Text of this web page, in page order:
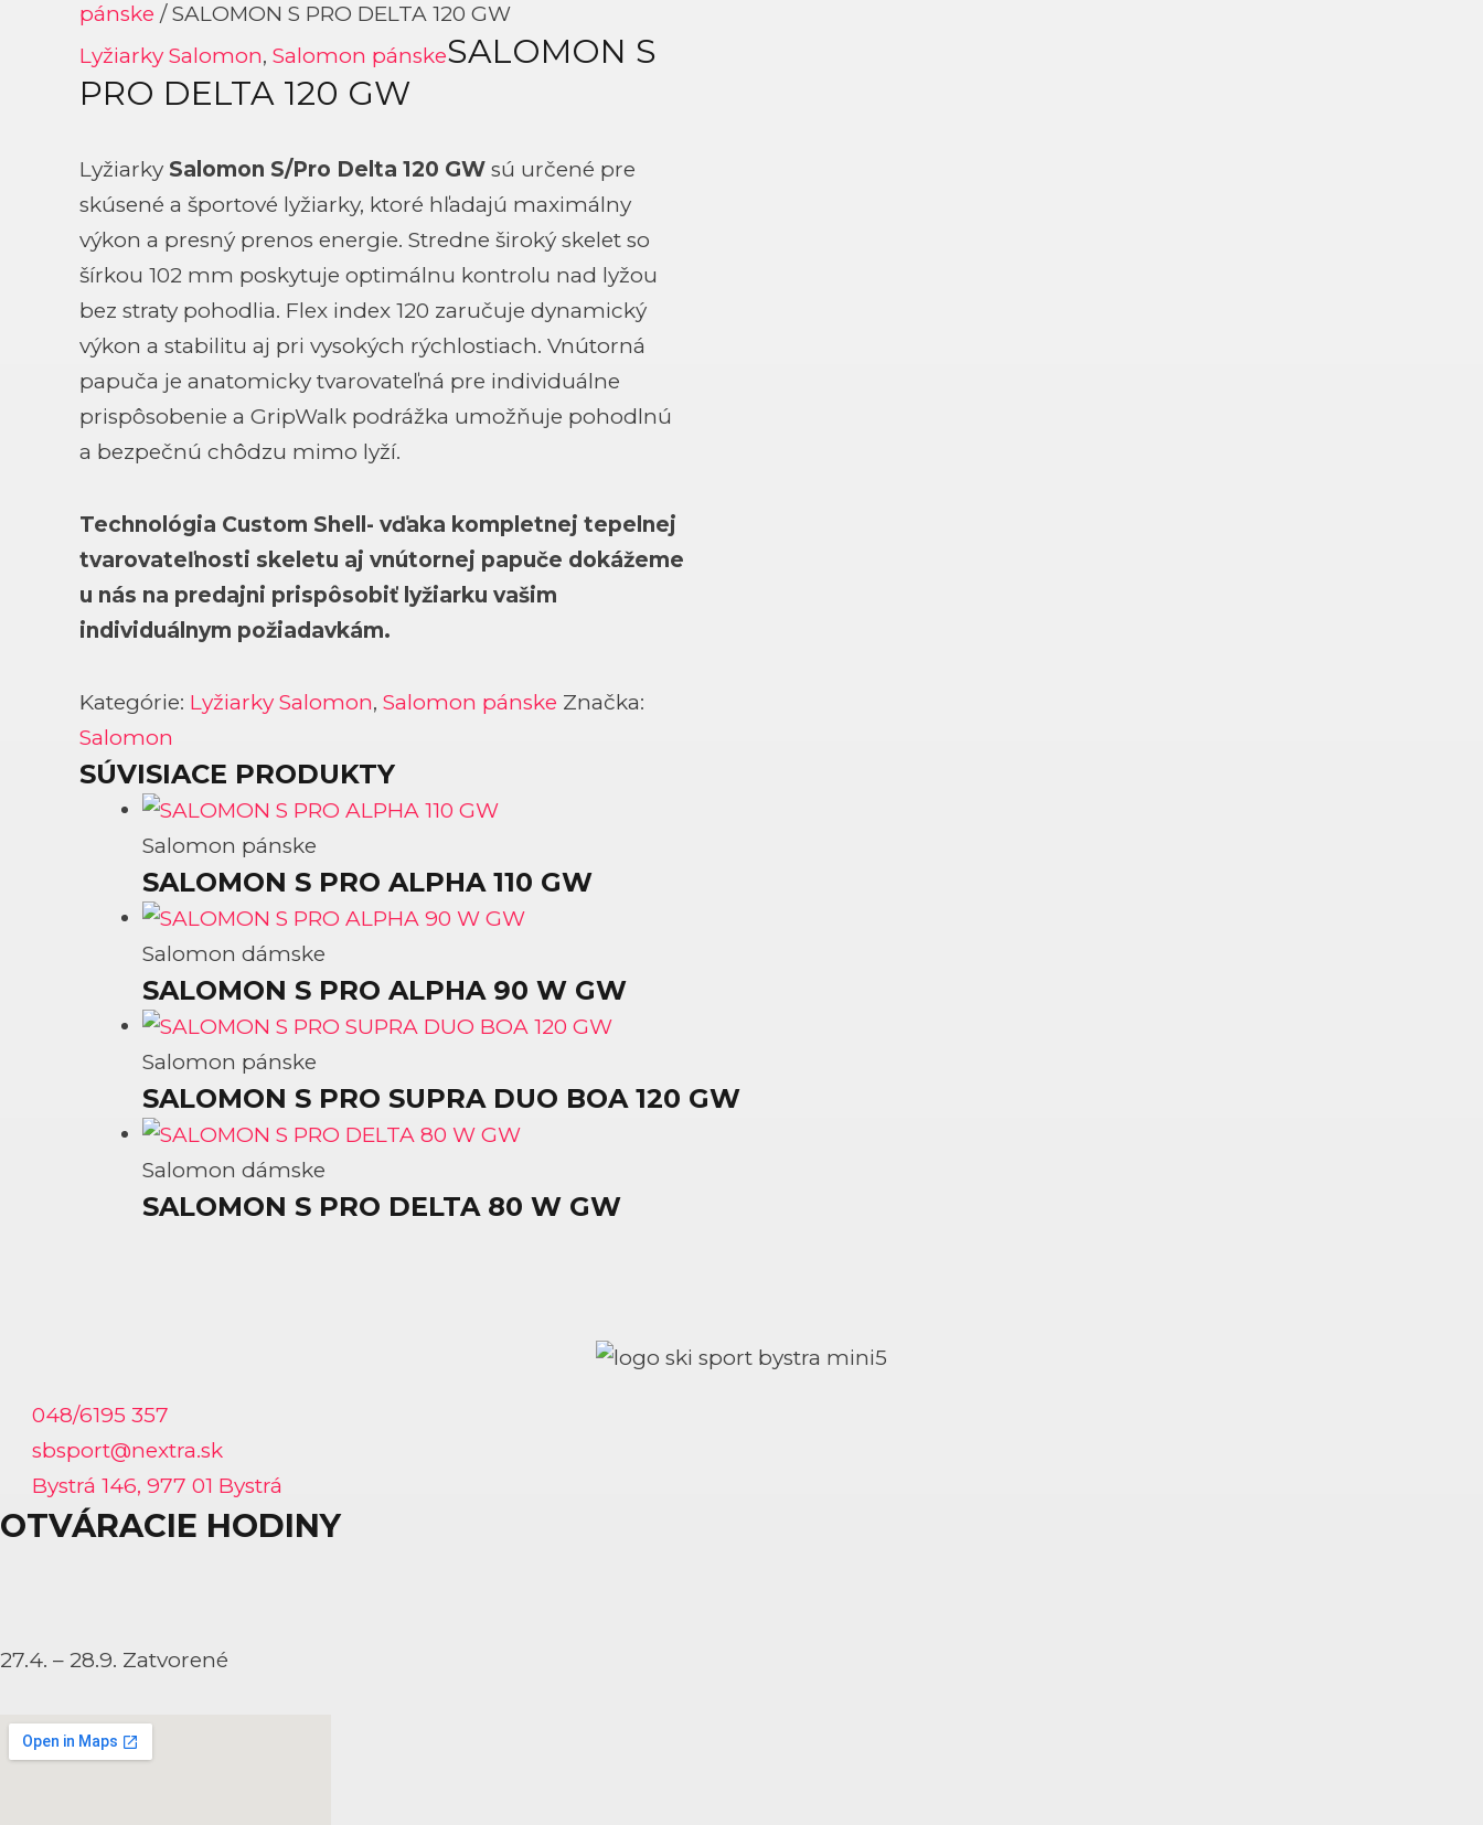
pánske / SALOMON S PRO DELTA 120 GW
Lyžiarky Salomon, Salomon pánskeSALOMON S
PRO DELTA 120 GW
Lyžiarky Salomon S/Pro Delta 120 GW sú určené pre
skúsené a športové lyžiarky, ktoré hľadajú maximálny
výkon a presný prenos energie. Stredne široký skelet so
šírkou 102 mm poskytuje optimálnu kontrolu nad lyžou
bez straty pohodlia. Flex index 120 zaručuje dynamický
výkon a stabilitu aj pri vysokých rýchlostiach. Vnútorná
papuča je anatomicky tvarovateľná pre individuálne
prispôsobenie a GripWalk podrážka umožňuje pohodlnú
a bezpečnú chôdzu mimo lyží.
Technológia Custom Shell- vďaka kompletnej tepelnej
tvarovateľnosti skeletu aj vnútornej papuče dokážeme
u nás na predajni prispôsobiť lyžiarku vašim
individuálnym požiadavkám.
Kategórie: Lyžiarky Salomon, Salomon pánske Značka:
Salomon
SÚVISIACE PRODUKTY
Salomon pánske
SALOMON S PRO ALPHA 110 GW
Salomon dámske
SALOMON S PRO ALPHA 90 W GW
Salomon pánske
SALOMON S PRO SUPRA DUO BOA 120 GW
Salomon dámske
SALOMON S PRO DELTA 80 W GW
048/6195 357
sbsport@nextra.sk
Bystrá 146, 977 01 Bystrá
OTVÁRACIE HODINY
27.4. – 28.9. Zatvorené